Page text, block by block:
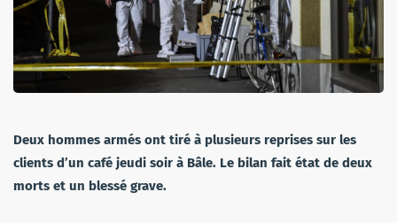
Deux hommes armés ont tiré à plusieurs reprises sur les
clients d’un café jeudi soir à Bâle. Le bilan fait état de deux
morts et un blessé grave.